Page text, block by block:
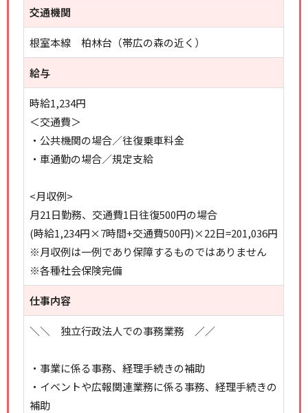
交通機関
根室本線 柏林台（帯広の森の近く）
給与
時給1,234円
＜交通費＞
・公共機関の場合／往復乗車料金
・車通勤の場合／規定支給
<月収例>
月21日勤務、交通費1日往復500円の場合
(時給1,234円×7時間+交通費500円)×22日=201,036円
※月収例は一例であり保障するものではありません
※各種社会保険完備
仕事内容
＼＼ 独立行政法人での事務業務 ／／
・事業に係る事務、経理手続きの補助
・イベントや広報関連業務に係る事務、経理手続きの
補助